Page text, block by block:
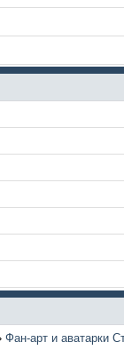
Фан-арт и аватарки